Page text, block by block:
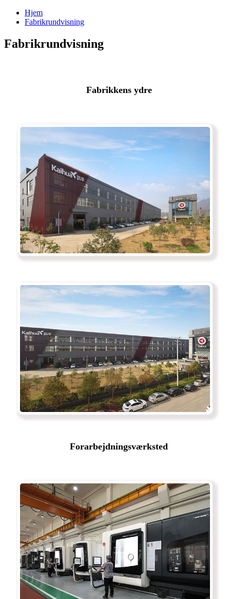
Hjem
Fabrikrundvisning
Fabrikrundvisning
Fabrikkens ydre
Forarbejdningsværksted